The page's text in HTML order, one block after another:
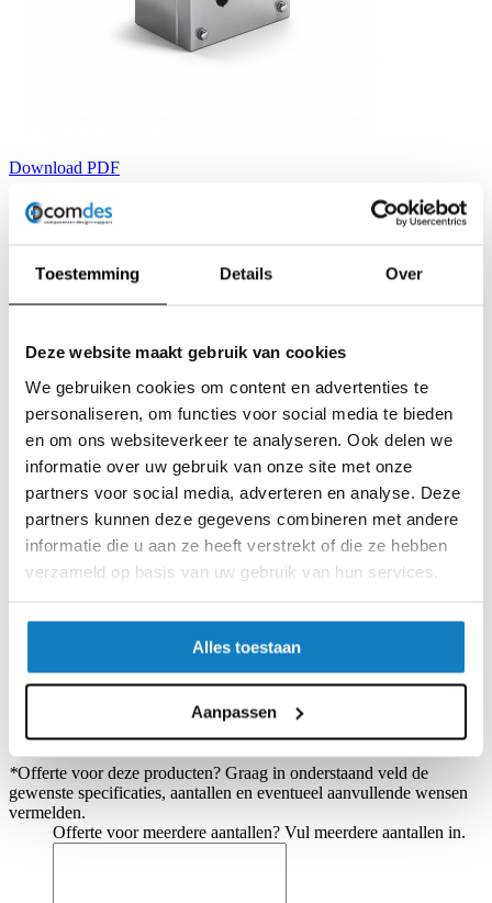
Toestemming Details Over
Deze website maakt gebruik van cookies
We gebruiken cookies om content en advertenties te
personaliseren, om functies voor social media te bieden
en om ons websiteverkeer te analyseren. Ook delen we
informatie over uw gebruik van onze site met onze
partners voor social media, adverteren en analyse. Deze
partners kunnen deze gegevens combineren met andere
informatie die u aan ze heeft verstrekt of die ze hebben
verzameld op basis van uw gebruik van hun services.
Alles toestaan
Aanpassen
Download PDF
site producent
Irinox APN
Drukknopbehuizing in AISI 304 (Wnr 1.4301) roestvast staal. Ideaal
plaatsing van de pakking in het deksel waardoor deze kan worden
blootgesteld aan zelfs de meest agressieve en belastende
omgevingen. Standaard uitgerust met o-ringkit die de
nalevingsvereisten van de regelgevende normen van de
voedingsindustrie overtreft.
Geleverd met een O-ringset voor gebruik bij toepassingen in een
omgeving die bestand is tegen koolwaterstoffen. Voorgeboord
deksel. Interne montageplaat niet inbegrepen. Beschermingsgraad
IP66, IP67 en IP69K, UL-gecertificeerd. Op aanvraag ook Atex
Zie ook de beschikbare
accessoires voor deze behuizing.
Minimale afmetingen B=90 mm H=90 mm D=90 mm
Maximale afmetingen B=200 mm H=200 mm D=100 mm
De behuizingen kunnen desgewenst conform uw wensen bewerkt
Beschikbaarheid:Op voorraad
*Offerte voor deze producten? Graag in onderstaand veld de
gewenste specificaties, aantallen en eventueel aanvullende wensen
vermelden.
Offerte voor meerdere aantallen? Vul meerdere aantallen in.